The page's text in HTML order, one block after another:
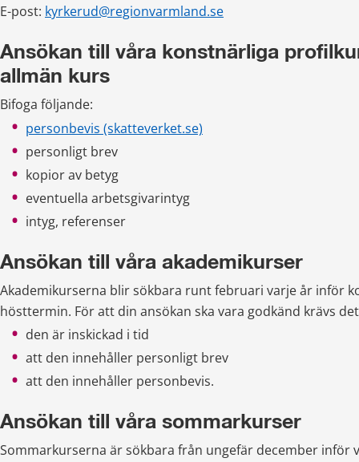
E-post: kyrkerud@regionvarmland.se
Ansökan till våra konstnärliga
allmän kurs
Bifoga följande:
personbevis (skatteverket.se)
personligt brev
kopior av betyg
eventuella arbetsgivarintyg
intyg, referenser
Ansökan till våra akademikurser
Akademikurserna blir sökbara runt februari varje år inför
hösttermin. För att din ansökan ska vara godkänd krävs
den är inskickad i tid
att den innehåller personligt brev
att den innehåller personbevis.
Ansökan till våra sommarkurser
Sommarkurserna är sökbara från ungefär december inför